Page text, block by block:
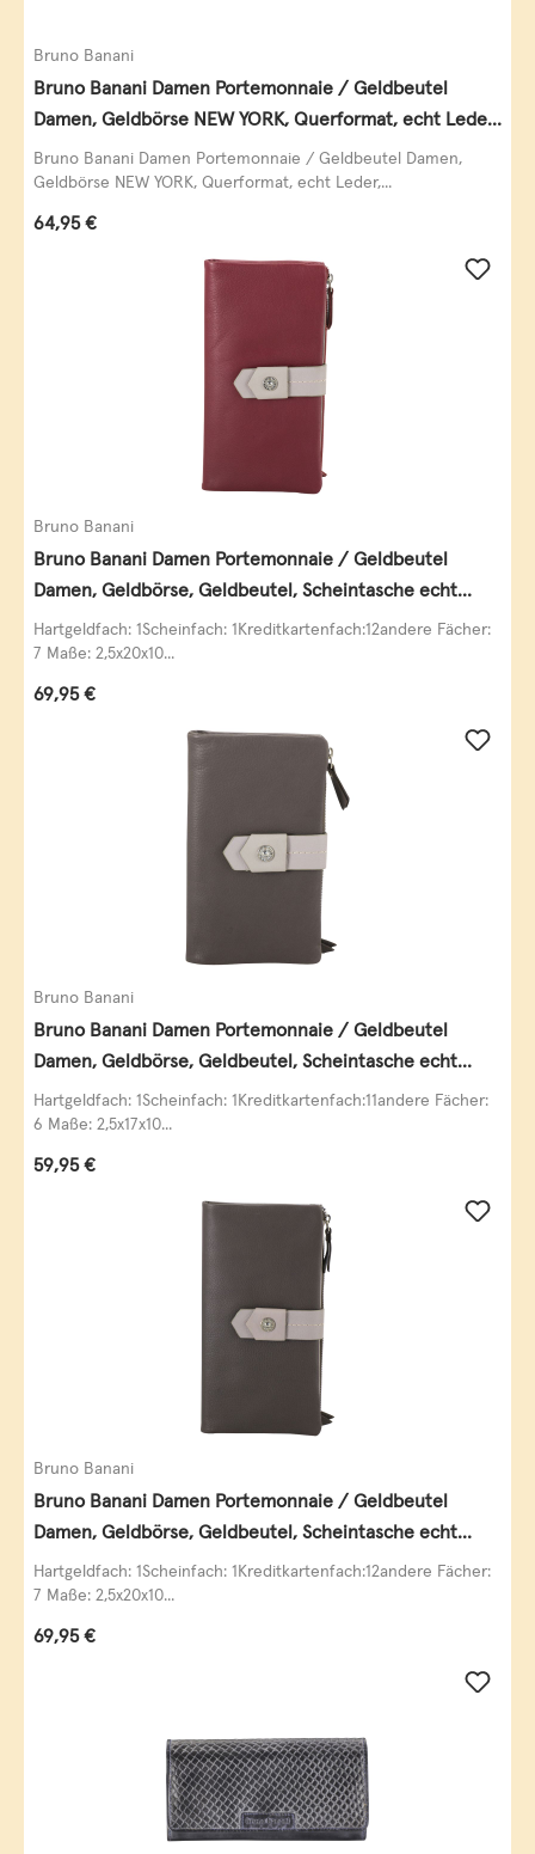
Bruno Banani
Bruno Banani Damen Portemonnaie / Geldbeutel
Damen, Geldbörse NEW YORK, Querformat, echt Leder,
schwarz
Bruno Banani Damen Portemonnaie / Geldbeutel Damen,
Geldbörse NEW YORK, Querformat, echt Leder,...
Regulärer Preis:
64,95 €
Bruno Banani
Bruno Banani Damen Portemonnaie / Geldbeutel
Damen, Geldbörse, Geldbeutel, Scheintasche echt
Leder
Hartgeldfach: 1Scheinfach: 1Kreditkartenfach:12andere Fächer:
7 Maße: 2,5x20x10...
Regulärer Preis:
69,95 €
Bruno Banani
Bruno Banani Damen Portemonnaie / Geldbeutel
Damen, Geldbörse, Geldbeutel, Scheintasche echt
Leder
Hartgeldfach: 1Scheinfach: 1Kreditkartenfach:11andere Fächer:
6 Maße: 2,5x17x10...
Regulärer Preis:
59,95 €
Bruno Banani
Bruno Banani Damen Portemonnaie / Geldbeutel
Damen, Geldbörse, Geldbeutel, Scheintasche echt
Leder
Hartgeldfach: 1Scheinfach: 1Kreditkartenfach:12andere Fächer:
7 Maße: 2,5x20x10...
Regulärer Preis:
69,95 €